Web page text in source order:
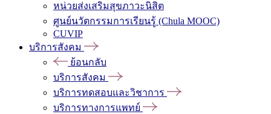
หน่วยส่งเสริมสุขภาวะนิสิต
ศูนย์นวัตกรรมการเรียนรู้ (Chula MOOC)
CUVIP
บริการสังคม
ย้อนกลับ
บริการสังคม
บริการทดสอบและวิชาการ
บริการทางการแพทย์